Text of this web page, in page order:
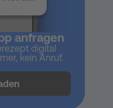
anfragen
digital
kein Anruf.